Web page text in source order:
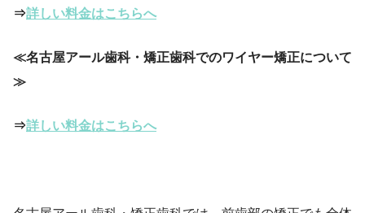
⇒詳しい料金はこちらへ
≪名古屋アール歯科・矯正歯科でのワイヤー矯正について
≫
⇒詳しい料金はこちらへ